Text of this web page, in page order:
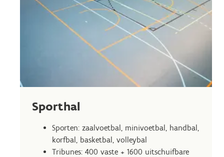
Sporthal
Sporten: zaalvoetbal, minivoetbal, handbal,
korfbal, basketbal, volleybal
Tribunes: 400 vaste + 1600 uitschuifbare